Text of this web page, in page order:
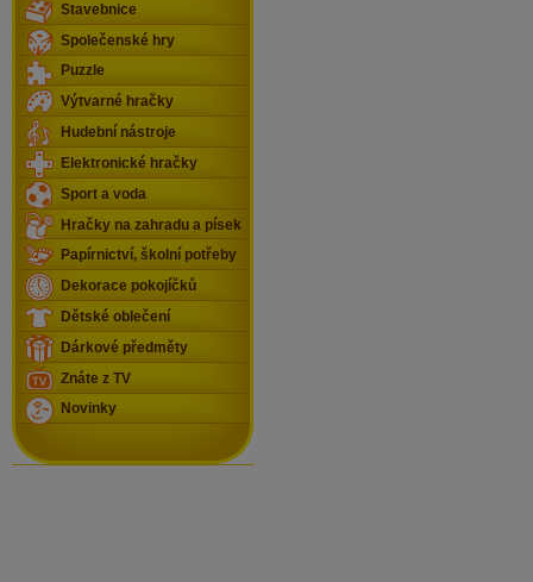
Stavebnice
Společenské hry
Puzzle
Výtvarné hračky
Hudební nástroje
Elektronické hračky
Sport a voda
Hračky na zahradu a písek
Papírnictví, školní potřeby
Dekorace pokojíčků
Dětské oblečení
Dárkové předměty
Znáte z TV
Novinky